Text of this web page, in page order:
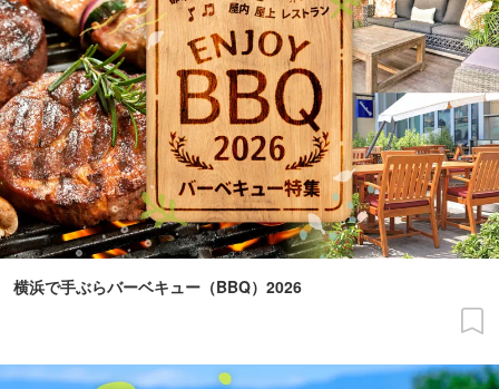
横浜で手ぶらバーベキュー（BBQ）2026